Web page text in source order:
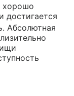
хорошо
достигается
Абсолютная